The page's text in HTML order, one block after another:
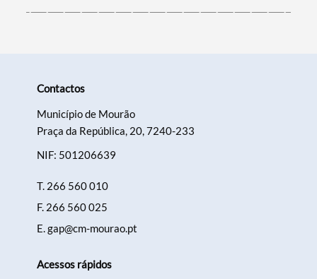
Contactos
Município de Mourão
Praça da República, 20, 7240-233
NIF: 501206639
T. 266 560 010
F. 266 560 025
E.gap@cm-mourao.pt
Acessos rápidos